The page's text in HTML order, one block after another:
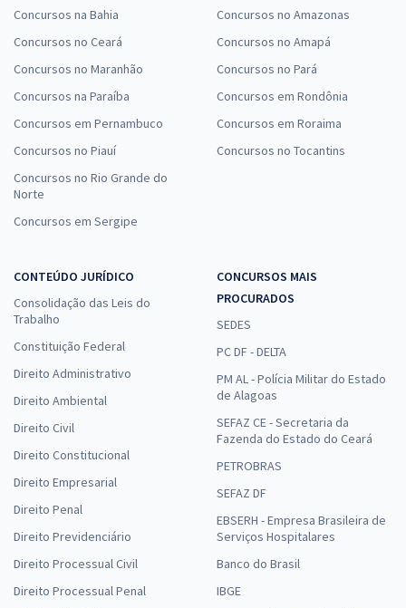
Concursos na Bahia
Concursos no Ceará
Concursos no Maranhão
Concursos na Paraíba
Concursos em Pernambuco
Concursos no Piauí
Concursos no Rio Grande do
Norte
Concursos em Sergipe
Concursos no Amazonas
Concursos no Amapá
Concursos no Pará
Concursos em Rondônia
Concursos em Roraima
Concursos no Tocantins
CONTEÚDO JURÍDICO
Consolidação das Leis do
Trabalho
Constituição Federal
Direito Administrativo
Direito Ambiental
Direito Civil
Direito Constitucional
Direito Empresarial
Direito Penal
Direito Previdenciário
Direito Processual Civil
Direito Processual Penal
CONCURSOS MAIS
PROCURADOS
SEDES
PC DF - DELTA
PM AL - Polícia Militar do Estado
de Alagoas
SEFAZ CE - Secretaria da
Fazenda do Estado do Ceará
PETROBRAS
SEFAZ DF
EBSERH - Empresa Brasileira de
Serviços Hospitalares
Banco do Brasil
IBGE